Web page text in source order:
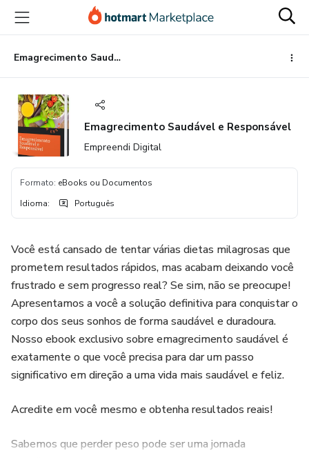
para
conteúdo
principal
para
pagamento
para
rodapé
Emagrecimento Saudável e Responsável
Emagrecimento Saudável e Responsável
Empreendi Digital
Formato: eBooks ou Documentos
Idioma: Português
Você está cansado de tentar várias dietas milagrosas que
prometem resultados rápidos, mas acabam deixando você
frustrado e sem progresso real? Se sim, não se preocupe!
Apresentamos a você a solução definitiva para conquistar o
corpo dos seus sonhos de forma saudável e duradoura.
Nosso ebook exclusivo sobre emagrecimento saudável é
exatamente o que você precisa para dar um passo
significativo em direção a uma vida mais saudável e feliz.
Acredite em você mesmo e obtenha resultados reais!
Sabemos que perder peso pode ser uma jornada